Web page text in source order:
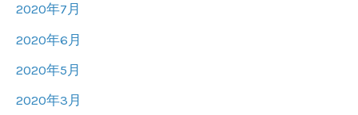
2020年7月
2020年6月
2020年5月
2020年3月